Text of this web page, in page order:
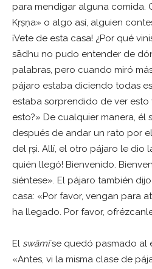
para mendigar alguna comida.
Kṛṣṇa» o algo así, alguien
¡Vete de esta casa! ¿Por qué
sādhu no pudo entender de
palabras, pero cuando miró
pájaro estaba diciendo todas
estaba sorprendido de ver esto
esto?» De cualquier manera, él
después de andar un rato por
del ṛṣi. Allí, el otro pájaro le dio
quién llegó! Bienvenido.
siéntese». El pájaro también
casa: «Por favor, vengan para
ha llegado. Por favor,
El swāmīse quedó pasmado al
«Antes, vi la misma clase de